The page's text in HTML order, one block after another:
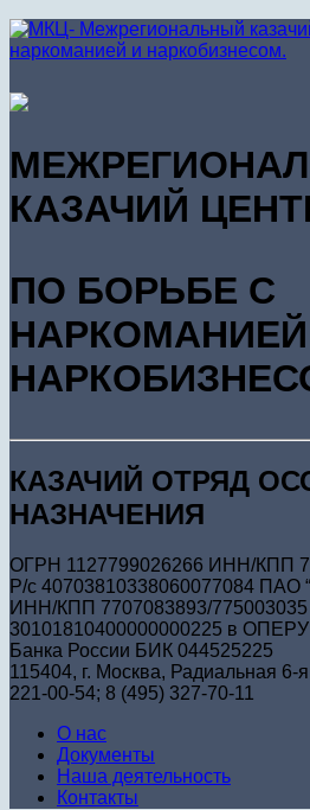
КАЗАЧИЙ
ПО БОРЬБЕ С
КАЗАЧИЙ ОТРЯД
НАЗНАЧЕНИЯ
ОГРН 1127799026266 ИНН/КПП
Р/с 40703810338060077084 ПАО
ИНН/КПП 7707083893/775003035
30101810400000000225 в ОПЕРУ
Банка России БИК 044525225
115404, г. Москва, Радиальная 6-
221-00-54; 8 (495) 327-70-11
О нас
Документы
Наша деятельность
Контакты